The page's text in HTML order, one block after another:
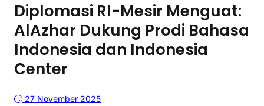
Diplomasi RI-Mesir Menguat:
AlAzhar Dukung Prodi Bahasa
Indonesia dan Indonesia
Center
27 November 2025